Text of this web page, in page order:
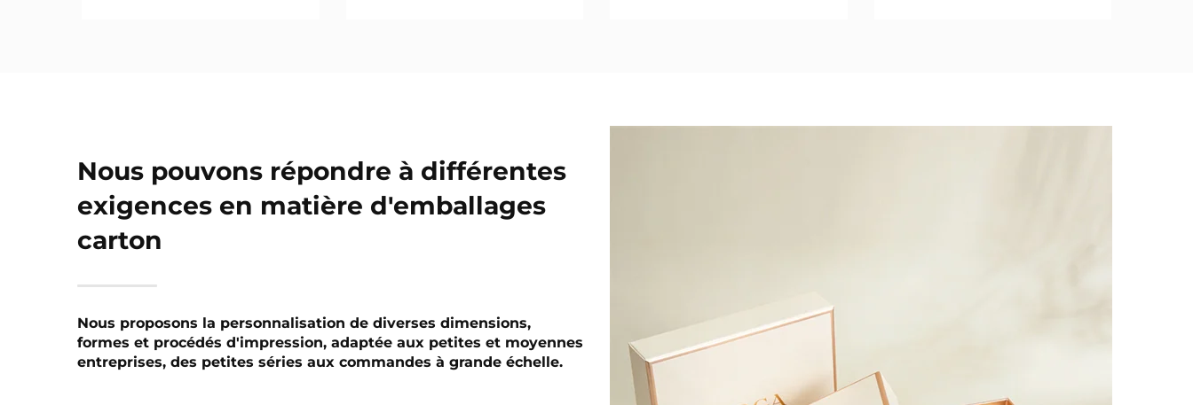
Nous pouvons répondre à différentes
exigences en matière d'emballages
carton
Nous proposons la personnalisation de diverses dimensions,
formes et procédés d'impression, adaptée aux petites et moyennes
entreprises, des petites séries aux commandes à grande échelle.